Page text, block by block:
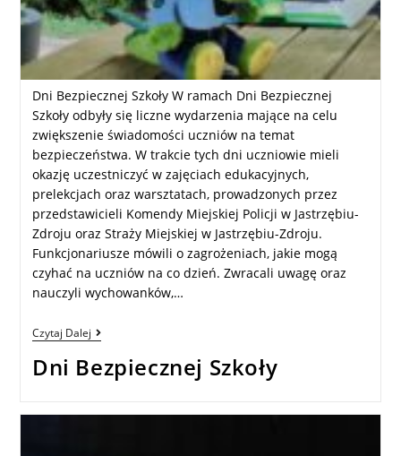
Dni Bezpiecznej Szkoły W ramach Dni Bezpiecznej
Szkoły odbyły się liczne wydarzenia mające na celu
zwiększenie świadomości uczniów na temat
bezpieczeństwa. W trakcie tych dni uczniowie mieli
okazję uczestniczyć w zajęciach edukacyjnych,
prelekcjach oraz warsztatach, prowadzonych przez
przedstawicieli Komendy Miejskiej Policji w Jastrzębiu-
Zdroju oraz Straży Miejskiej w Jastrzębiu-Zdroju.
Funkcjonariusze mówili o zagrożeniach, jakie mogą
czyhać na uczniów na co dzień. Zwracali uwagę oraz
nauczyli wychowanków,…
Czytaj Dalej
Dni Bezpiecznej Szkoły